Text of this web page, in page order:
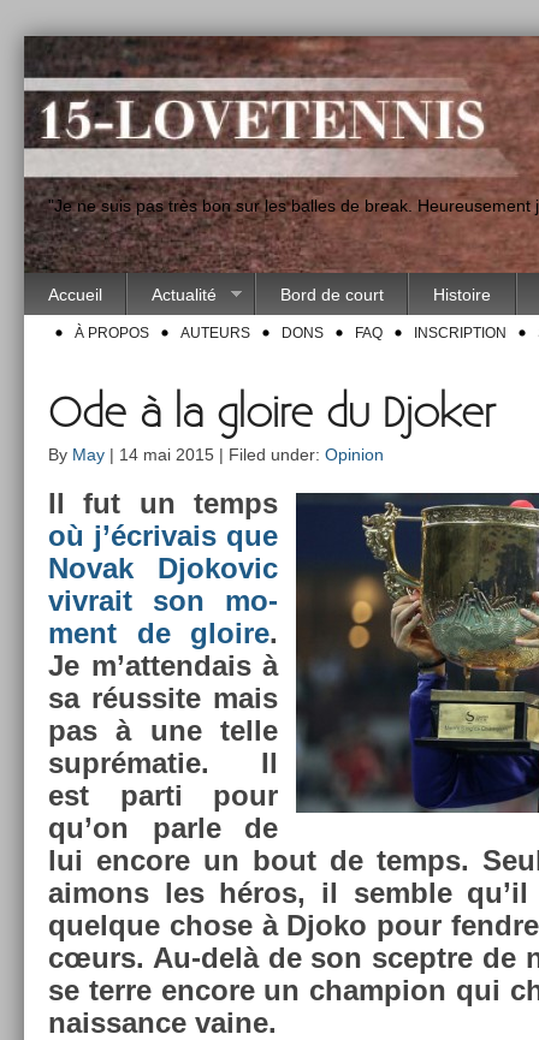
"Je ne suis pas très bon sur les balles de break.
Accueil Actualité Bord de court Histoire
À PROPOS AUTEURS DONS FAQ INSCRIPTION
Ode à la gloire du Djoker
By May | 14 mai 2015 | Filed under: Opinion
Il fut un temps
où j’écrivais que
Novak Djokovic
viv­rait son mo­
ment de gloire.
Je m’at­tendais à
sa réus­site mais
pas à une telle
suprématie. Il
est parti pour
qu’on parle de
lui en­core un bout de temps.
aimons les héros, il semble
quel­que chose à Djoko pour
cœurs. Au-delà de son sceptre de
se terre en­core un champ­ion qui
nais­sance vaine.